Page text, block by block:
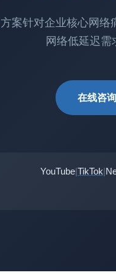
方案针对企业核心网络
网络低延迟
在线咨询
YouTube|TikTok|